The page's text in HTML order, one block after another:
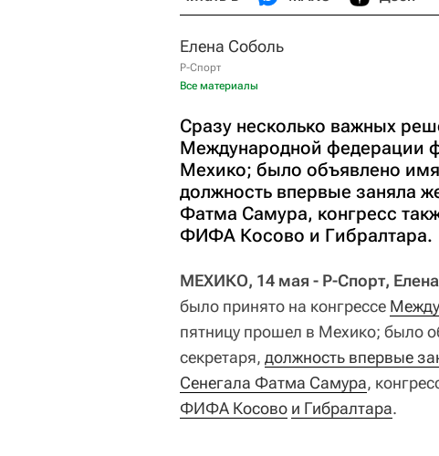
Елена Соболь
Р-Спорт
Все материалы
Сразу несколько важных
Международной федерации
Мехико; было объявлено имя
должность впервые заняла
Фатма Самура, конгресс
ФИФА Косово и Гибралтара.
МЕХИКО, 14 мая - Р-Спорт,
было принято на конгрессе
пятницу прошел в Мехико; было
секретаря, должность впервые
Сенегала Фатма Самура,
ФИФА Косово и Гибралтара.